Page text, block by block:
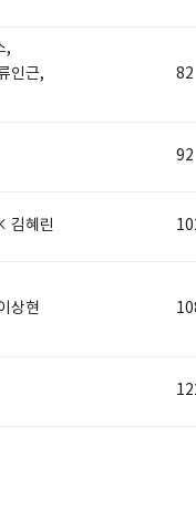
,
인근,
82
92
김혜린
상현